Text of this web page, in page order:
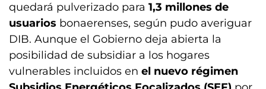
quedará pulverizado para 1,3 millones de
usuarios bonaerenses, según pudo averiguar
DIB. Aunque el Gobierno deja abierta la
posibilidad de subsidiar a los hogares
vulnerables incluidos en el nuevo régimen